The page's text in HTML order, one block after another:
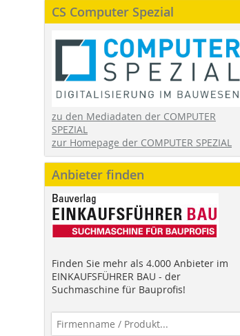
CS Computer Spezial
zu den Mediadaten der COMPUTER
SPEZIAL
zur Homepage der COMPUTER SPEZIAL
Anbieter finden
Finden Sie mehr als 4.000 Anbieter im
EINKAUFSFÜHRER BAU - der
Suchmaschine für Bauprofis!